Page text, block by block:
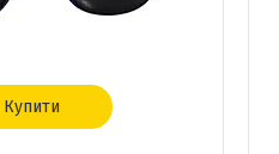
Купити